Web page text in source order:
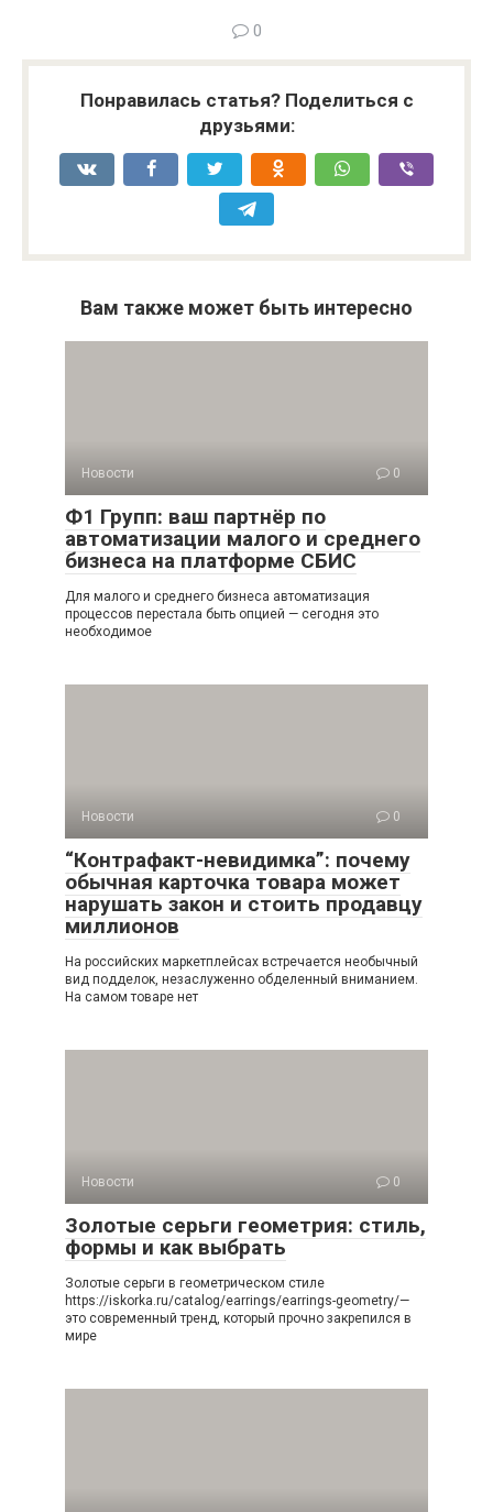
0
Понравилась статья? Поделиться с
друзьями:
Вам также может быть интересно
Новости 0
Ф1 Групп: ваш партнёр по
автоматизации малого и среднего
бизнеса на платформе СБИС
Для малого и среднего бизнеса автоматизация
процессов перестала быть опцией — сегодня это
необходимое
Новости 0
“Контрафакт-невидимка”: почему
обычная карточка товара может
нарушать закон и стоить продавцу
миллионов
На российских маркетплейсах встречается необычный
вид подделок, незаслуженно обделенный вниманием.
На самом товаре нет
Новости 0
Золотые серьги геометрия: стиль,
формы и как выбрать
Золотые серьги в геометрическом стиле
https://iskorka.ru/catalog/earrings/earrings-geometry/—
это современный тренд, который прочно закрепился в
мире